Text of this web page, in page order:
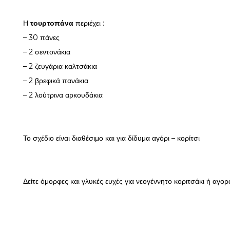
Η τουρτοπάνα περιέχει :
– 30 πάνες
– 2 σεντονάκια
– 2 ζευγάρια καλτσάκια
– 2 βρεφικά πανάκια
– 2 λούτρινα αρκουδάκια
Το σχέδιο είναι διαθέσιμο και για δίδυμα αγόρι – κορίτσι
Δείτε όμορφες και γλυκές ευχές για νεογέννητο κοριτσάκι ή